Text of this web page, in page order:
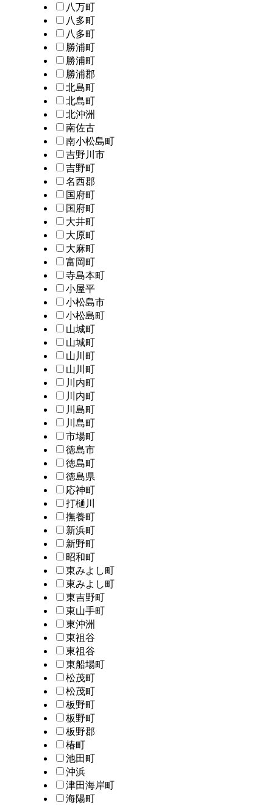
八万町
八多町
八多町
勝浦町
勝浦町
勝浦郡
北島町
北島町
北沖洲
南佐古
南小松島町
吉野川市
吉野町
名西郡
国府町
国府町
大井町
大原町
大麻町
富岡町
寺島本町
小屋平
小松島市
小松島町
山城町
山城町
山川町
山川町
川内町
川内町
川島町
川島町
市場町
徳島市
徳島町
徳島県
応神町
打樋川
撫養町
新浜町
新野町
昭和町
東みよし町
東みよし町
東吉野町
東山手町
東沖洲
東祖谷
東祖谷
東船場町
松茂町
松茂町
板野町
板野町
板野郡
椿町
池田町
沖浜
津田海岸町
海陽町